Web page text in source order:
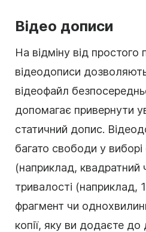
Відео дописи
На відміну від простого
відеодописи
відеофайл
допомагає привернути
статичний допис.
багато свободи у
(наприклад, квадратний
тривалості (наприклад,
фрагмент чи
копії, яку ви додаєте до